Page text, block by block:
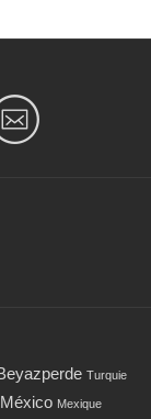
Turquie
Mexique